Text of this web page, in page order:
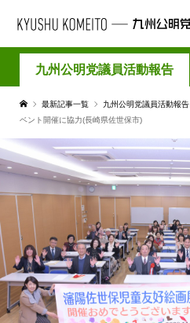
九州公明党議員活動報告
最新記事一覧 九州公明党議員活動報告
ベント開催に協力(長崎県佐世保市)